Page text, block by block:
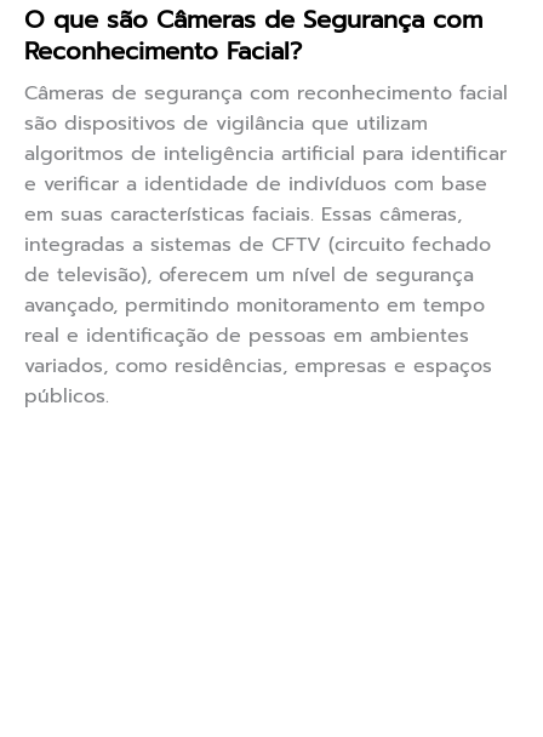
O que são Câmeras de Segurança com
Reconhecimento Facial?
Câmeras de segurança com reconhecimento facial
são dispositivos de vigilância que utilizam
algoritmos de inteligência artificial para identificar
e verificar a identidade de indivíduos com base
em suas características faciais. Essas câmeras,
integradas a sistemas de CFTV (circuito fechado
de televisão), oferecem um nível de segurança
avançado, permitindo monitoramento em tempo
real e identificação de pessoas em ambientes
variados, como residências, empresas e espaços
públicos.